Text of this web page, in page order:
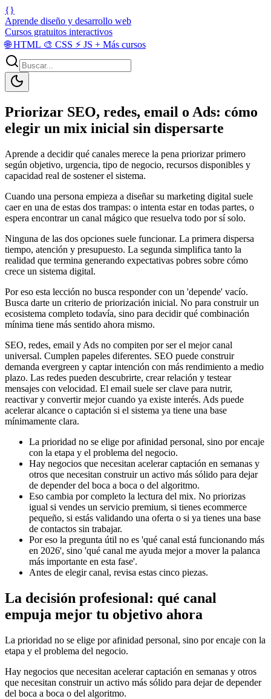
{}
Aprende diseño y desarrollo web
Cursos gratuitos interactivos
🌐HTML 🎨 CSS ⚡ JS + Más cursos
Priorizar SEO, redes, email o Ads: cómo
elegir un mix inicial sin dispersarte
Aprende a decidir qué canales merece la pena priorizar primero
según objetivo, urgencia, tipo de negocio, recursos disponibles y
capacidad real de sostener el sistema.
Cuando una persona empieza a diseñar su marketing digital suele
caer en una de estas dos trampas: o intenta estar en todas partes, o
espera encontrar un canal mágico que resuelva todo por sí solo.
Ninguna de las dos opciones suele funcionar. La primera dispersa
tiempo, atención y presupuesto. La segunda simplifica tanto la
realidad que termina generando expectativas pobres sobre cómo
crece un sistema digital.
Por eso esta lección no busca responder con un 'depende' vacío.
Busca darte un criterio de priorización inicial. No para construir un
ecosistema completo todavía, sino para decidir qué combinación
mínima tiene más sentido ahora mismo.
SEO, redes, email y Ads no compiten por ser el mejor canal
universal. Cumplen papeles diferentes. SEO puede construir
demanda evergreen y captar intención con más rendimiento a medio
plazo. Las redes pueden descubrirte, crear relación y testear
mensajes con velocidad. El email suele ser clave para nutrir,
reactivar y convertir mejor cuando ya existe interés. Ads puede
acelerar alcance o captación si el sistema ya tiene una base
mínimamente clara.
La prioridad no se elige por afinidad personal, sino por encaje
con la etapa y el problema del negocio.
Hay negocios que necesitan acelerar captación en semanas y
otros que necesitan construir un activo más sólido para dejar
de depender del boca a boca o del algoritmo.
Eso cambia por completo la lectura del mix. No priorizas
igual si vendes un servicio premium, si tienes ecommerce
pequeño, si estás validando una oferta o si ya tienes una base
de contactos sin trabajar.
Por eso la pregunta útil no es 'qué canal está funcionando más
en 2026', sino 'qué canal me ayuda mejor a mover la palanca
más importante en esta fase'.
Antes de elegir canal, revisa estas cinco piezas.
La decisión profesional: qué canal
empuja mejor tu objetivo ahora
La prioridad no se elige por afinidad personal, sino por encaje con la
etapa y el problema del negocio.
Hay negocios que necesitan acelerar captación en semanas y otros
que necesitan construir un activo más sólido para dejar de depender
del boca a boca o del algoritmo.